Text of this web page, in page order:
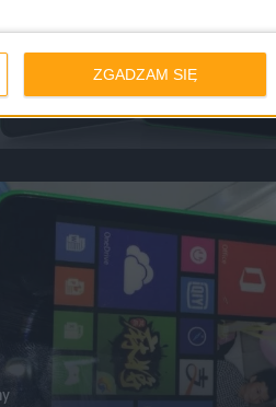
ZGADZAM SIĘ
Lumia 535 już
na piątkę